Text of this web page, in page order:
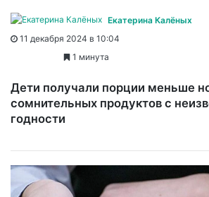
Екатерина Калёных
11 декабря 2024 в 10:04
1 минута
Дети получали порции меньше
сомнительных продуктов с
годности